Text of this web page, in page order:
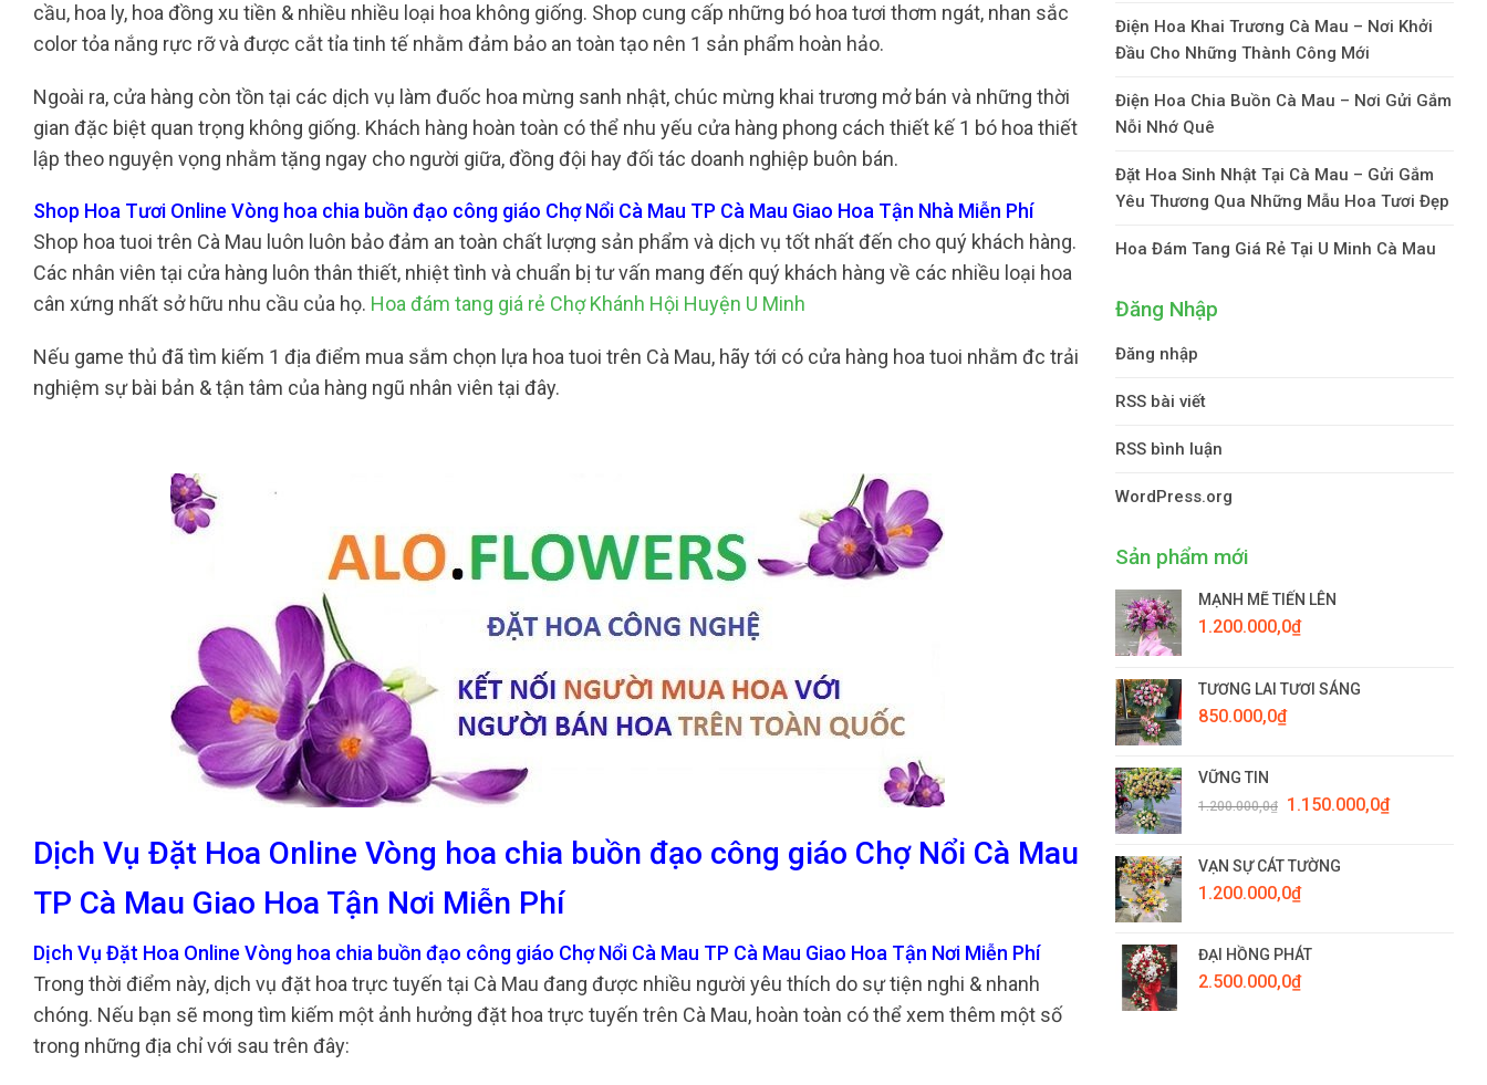
cầu, hoa ly, hoa đồng xu tiền & nhiều nhiều loại hoa không giống. Shop cung cấp những bó hoa tươi thơm ngát, nhan sắc
color tỏa nắng rực rỡ và được cắt tỉa tinh tế nhằm đảm bảo an toàn tạo nên 1 sản phẩm hoàn hảo.
Ngoài ra, cửa hàng còn tồn tại các dịch vụ làm đuốc hoa mừng sanh nhật, chúc mừng khai trương mở bán và những thời
gian đặc biệt quan trọng không giống. Khách hàng hoàn toàn có thể nhu yếu cửa hàng phong cách thiết kế 1 bó hoa thiết
lập theo nguyện vọng nhằm tặng ngay cho người giữa, đồng đội hay đối tác doanh nghiệp buôn bán.
Shop Hoa Tươi Online Vòng hoa chia buồn đạo công giáo Chợ Nổi Cà Mau TP Cà Mau Giao Hoa Tận Nhà Miễn Phí
Shop hoa tuoi trên Cà Mau luôn luôn bảo đảm an toàn chất lượng sản phẩm và dịch vụ tốt nhất đến cho quý khách hàng.
Các nhân viên tại cửa hàng luôn thân thiết, nhiệt tình và chuẩn bị tư vấn mang đến quý khách hàng về các nhiều loại hoa
cân xứng nhất sở hữu nhu cầu của họ. Hoa đám tang giá rẻ Chợ Khánh Hội Huyện U Minh
Nếu game thủ đã tìm kiếm 1 địa điểm mua sắm chọn lựa hoa tuoi trên Cà Mau, hãy tới có cửa hàng hoa tuoi nhằm đc trải
nghiệm sự bài bản & tận tâm của hàng ngũ nhân viên tại đây.
Dịch Vụ Đặt Hoa Online Vòng hoa chia buồn đạo công giáo Chợ Nổi Cà Mau
TP Cà Mau Giao Hoa Tận Nơi Miễn Phí
Dịch Vụ Đặt Hoa Online Vòng hoa chia buồn đạo công giáo Chợ Nổi Cà Mau TP Cà Mau Giao Hoa Tận Nơi Miễn Phí
Trong thời điểm này, dịch vụ đặt hoa trực tuyến tại Cà Mau đang được nhiều người yêu thích do sự tiện nghi & nhanh
chóng. Nếu bạn sẽ mong tìm kiếm một ảnh hưởng đặt hoa trực tuyến trên Cà Mau, hoàn toàn có thể xem thêm một số
trong những địa chỉ với sau trên đây:
Điện Hoa Khai Trương Cà Mau – Nơi Khởi
Đầu Cho Những Thành Công Mới
Điện Hoa Chia Buồn Cà Mau – Nơi Gửi Gắm
Nỗi Nhớ Quê
Đặt Hoa Sinh Nhật Tại Cà Mau – Gửi Gắm
Yêu Thương Qua Những Mẫu Hoa Tươi Đẹp
Hoa Đám Tang Giá Rẻ Tại U Minh Cà Mau
Đăng Nhập
Đăng nhập
RSS bài viết
RSS bình luận
WordPress.org
Sản phẩm mới
MẠNH MẼ TIẾN LÊN
1.200.000,0₫
TƯƠNG LAI TƯƠI SÁNG
850.000,0₫
VỮNG TIN
1.200.000,0₫
Giá
1.200.000,0₫.
1.150.000,0₫Giá
VẠN SỰ CÁT TƯỜNG
1.200.000,0₫
ĐẠI HỒNG PHÁT
2.500.000,0₫